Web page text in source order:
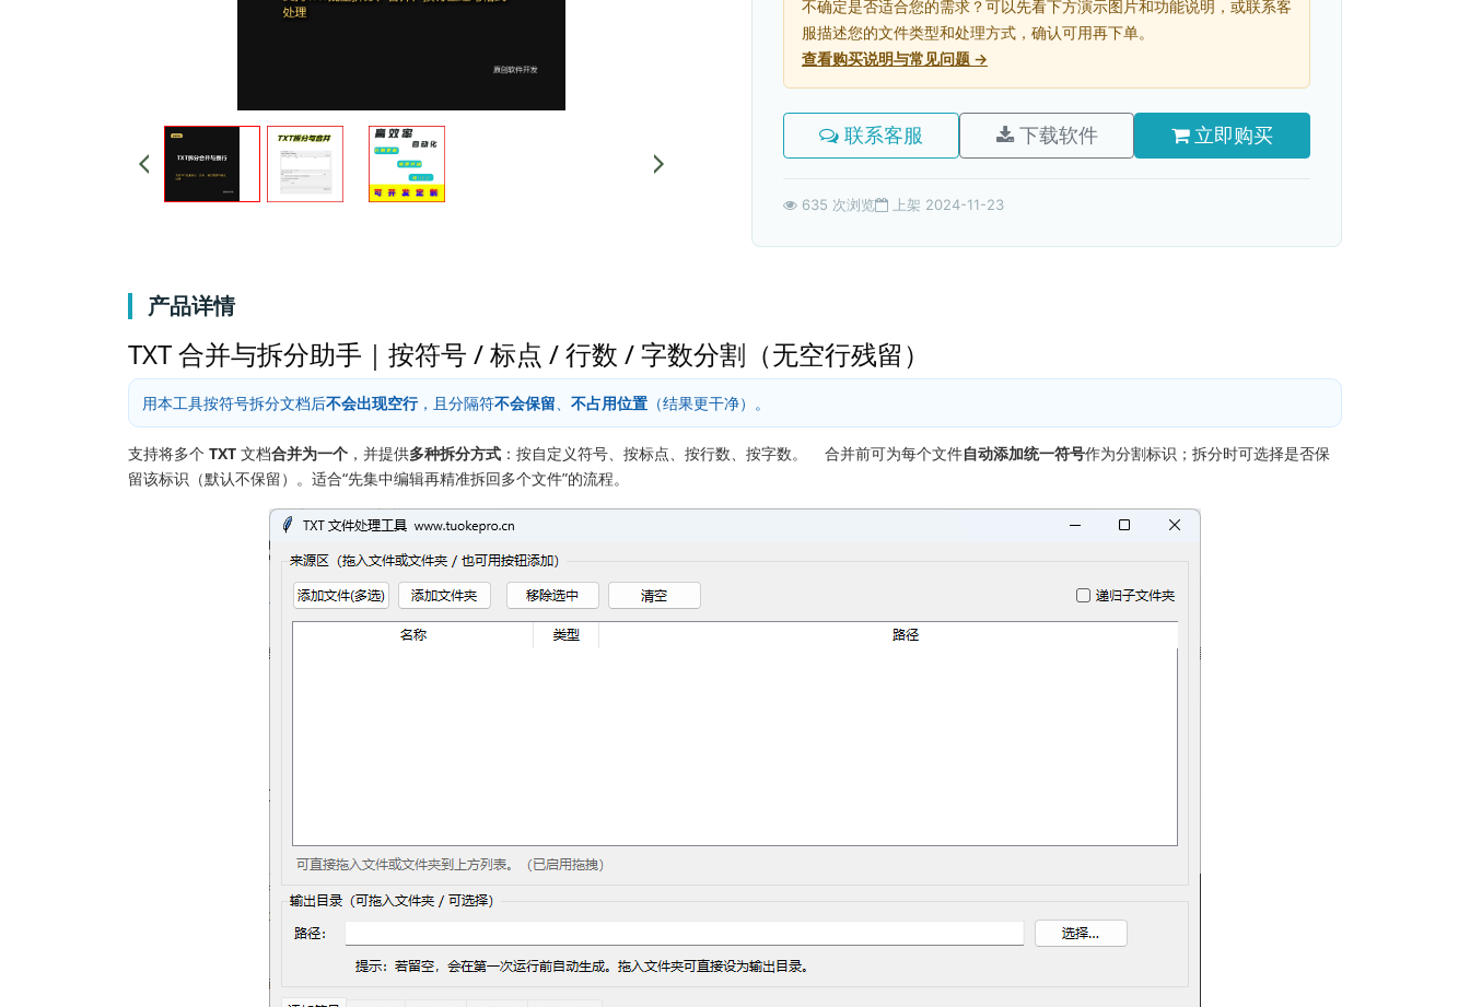
不确定是否适合您的需求？可以先看下方演示图片和功能说明，或联系客
服描述您的文件类型和处理方式，确认可用再下单。
查看购买说明与常见问题 →
联系客服 下载软件 立即购买
635 次浏览 上架 2024-11-23
产品详情
TXT 合并与拆分助手｜按符号 / 标点 / 行数 / 字数分割（无空行残留）
用本工具按符号拆分文档后不会出现空行，且分隔符不会保留、 不占用位置 （结果更干净）。
支持将多个 TXT 文档合并为一个 ，并提供多种拆分方式 ：按自定义符号、按标点、按行数、按字数。 合并前可为每个文件自动添加统一符号作为分割标识；拆分时可选择是否保
留该标识（默认不保留）。适合“先集中编辑再精准拆回多个文件”的流程。